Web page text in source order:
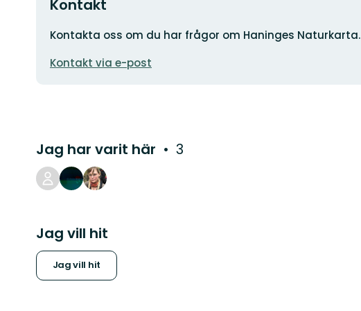
Kontakt
Adress
Kontakta oss om du har frågor om Haninges Naturkarta.
postadress
Kontakt via e-post
Jag har varit här 3
Jag vill hit
Jag vill hit